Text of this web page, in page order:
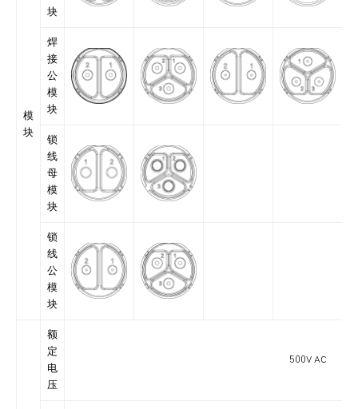
模
块
块
焊
接
公
模
块
锁
线
母
模
块
锁
线
公
模
块
额
定
电
压
500V AC